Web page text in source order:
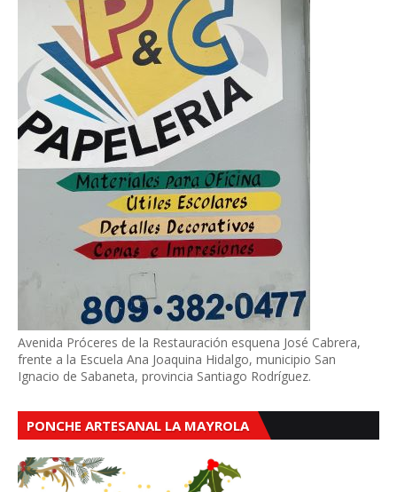
Avenida Próceres de la Restauración esquena José Cabrera,
frente a la Escuela Ana Joaquina Hidalgo, municipio San
Ignacio de Sabaneta, provincia Santiago Rodríguez.
PONCHE ARTESANAL LA MAYROLA